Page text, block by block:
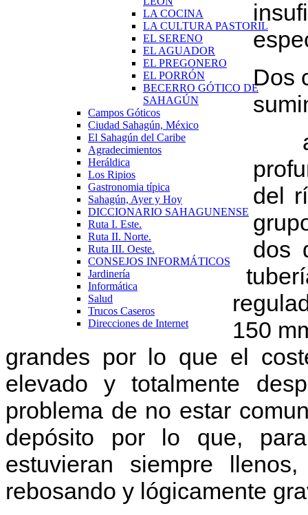
LA COCINA
LA CULTURA PASTORIL
EL SERENO
EL AGUADOR
EL PREGONERO
EL PORRÓN
BECERRO GÓTICO DE
SAHAGÚN
Campos Góticos
Ciudad Sahagún, México
El Sahagún del Caribe
Agradecimientos
Heráldica
Los Ripios
Gastronomia típica
Sahagún, Ayer y Hoy
DICCIONARIO SAHAGUNENSE
Ruta I. Este.
Ruta II. Norte.
Ruta III. Oeste.
CONSEJOS INFORMÁTICOS
Jardinería
Informática
Salud
Trucos Caseros
Direcciones de Internet
Dos
a)
del
dos
150
grandes por lo que el
elevado y totalmente
problema de no estar
depósito por lo que,
estuvieran siempre
rebosando y lógicamente